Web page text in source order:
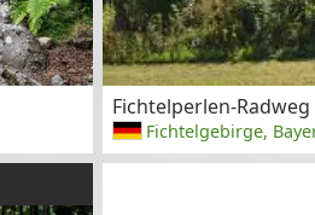
Fichtelperlen-Radweg
Fichtelgebirge,